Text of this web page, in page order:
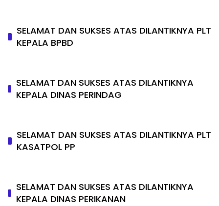
SELAMAT DAN SUKSES ATAS DILANTIKNYA PLT
KEPALA BPBD
SELAMAT DAN SUKSES ATAS DILANTIKNYA
KEPALA DINAS PERINDAG
SELAMAT DAN SUKSES ATAS DILANTIKNYA PLT
KASATPOL PP
SELAMAT DAN SUKSES ATAS DILANTIKNYA
KEPALA DINAS PERIKANAN